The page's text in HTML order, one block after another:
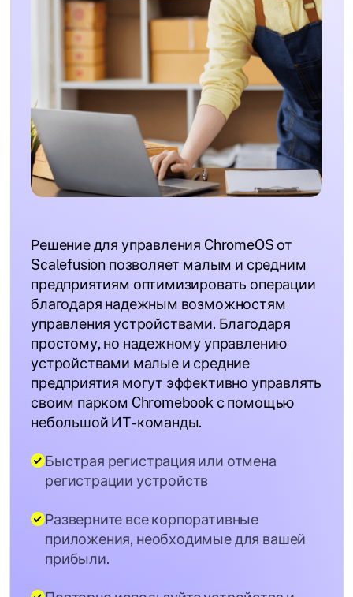
Решение для управления ChromeOS от
Scalefusion позволяет малым и средним
предприятиям оптимизировать операции
благодаря надежным возможностям
управления устройствами. Благодаря
простому, но надежному управлению
устройствами малые и средние
предприятия могут эффективно управлять
своим парком Chromebook с помощью
небольшой ИТ-команды.
Быстрая регистрация или отмена
регистрации устройств
Разверните все корпоративные
приложения, необходимые для вашей
прибыли.